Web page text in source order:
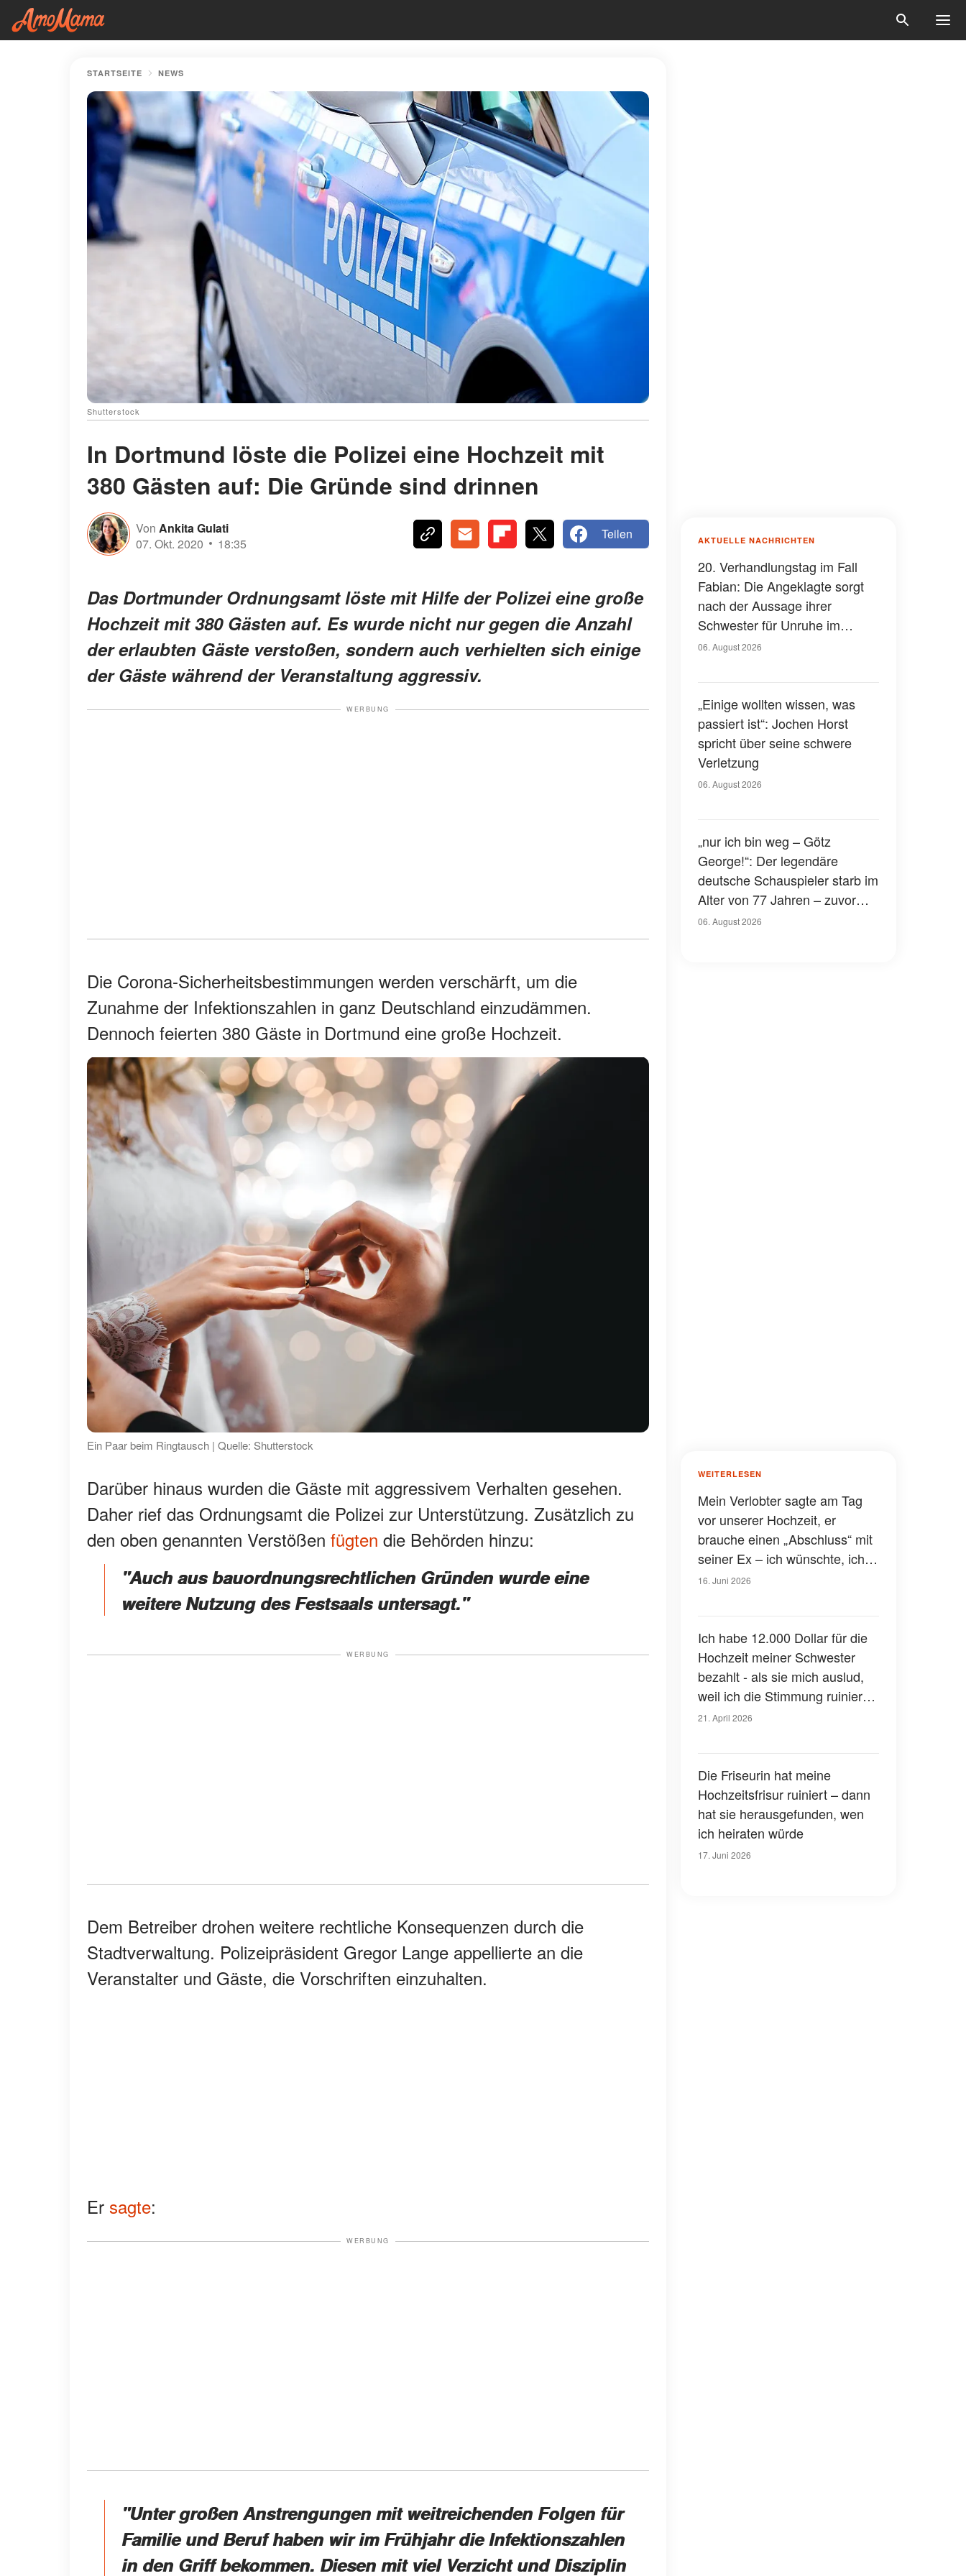
STARTSEITE NEWS
Shutterstock
In Dortmund löste die Polizei eine Hochzeit mit
380 Gästen auf: Die Gründe sind drinnen
Von Ankita Gulati
07. Okt. 2020
18:35
Teilen
Das Dortmunder Ordnungsamt löste mit Hilfe der Polizei eine große
Hochzeit mit 380 Gästen auf. Es wurde nicht nur gegen die Anzahl
der erlaubten Gäste verstoßen, sondern auch verhielten sich einige
der Gäste während der Veranstaltung aggressiv.
WERBUNG
Die Corona-Sicherheitsbestimmungen werden verschärft, um die
Zunahme der Infektionszahlen in ganz Deutschland einzudämmen.
Dennoch feierten 380 Gäste in Dortmund eine große Hochzeit.
Ein Paar beim Ringtausch | Quelle: Shutterstock
Darüber hinaus wurden die Gäste mit aggressivem Verhalten gesehen.
Daher rief das Ordnungsamt die Polizei zur Unterstützung. Zusätzlich zu
den oben genannten Verstößen fügten die Behörden hinzu:
"Auch aus bauordnungsrechtlichen Gründen wurde eine
weitere Nutzung des Festsaals untersagt."
WERBUNG
Dem Betreiber drohen weitere rechtliche Konsequenzen durch die
Stadtverwaltung. Polizeipräsident Gregor Lange appellierte an die
Veranstalter und Gäste, die Vorschriften einzuhalten.
Er sagte:
WERBUNG
"Unter großen Anstrengungen mit weitreichenden Folgen für
Familie und Beruf haben wir im Frühjahr die Infektionszahlen
in den Griff bekommen. Diesen mit viel Verzicht und Disziplin
AKTUELLE NACHRICHTEN
20. Verhandlungstag im Fall
Fabian: Die Angeklagte sorgt
nach der Aussage ihrer
Schwester für Unruhe im
Gerichtssaal – was ist
06. August 2026
„Einige wollten wissen, was
passiert ist“: Jochen Horst
spricht über seine schwere
Verletzung
06. August 2026
„nur ich bin weg – Götz
George!“: Der legendäre
deutsche Schauspieler starb im
Alter von 77 Jahren – zuvor
hatte er über seinen eigenen
06. August 2026
WEITERLESEN
Mein Verlobter sagte am Tag
vor unserer Hochzeit, er
brauche einen „Abschluss“ mit
seiner Ex – ich wünschte, ich
wäre ihm nie gefolgt
16. Juni 2026
Ich habe 12.000 Dollar für die
Hochzeit meiner Schwester
bezahlt - als sie mich auslud,
weil ich die Stimmung ruiniert
habe, hat der nächste Schritt
21. April 2026
Die Friseurin hat meine
Hochzeitsfrisur ruiniert – dann
hat sie herausgefunden, wen
ich heiraten würde
17. Juni 2026